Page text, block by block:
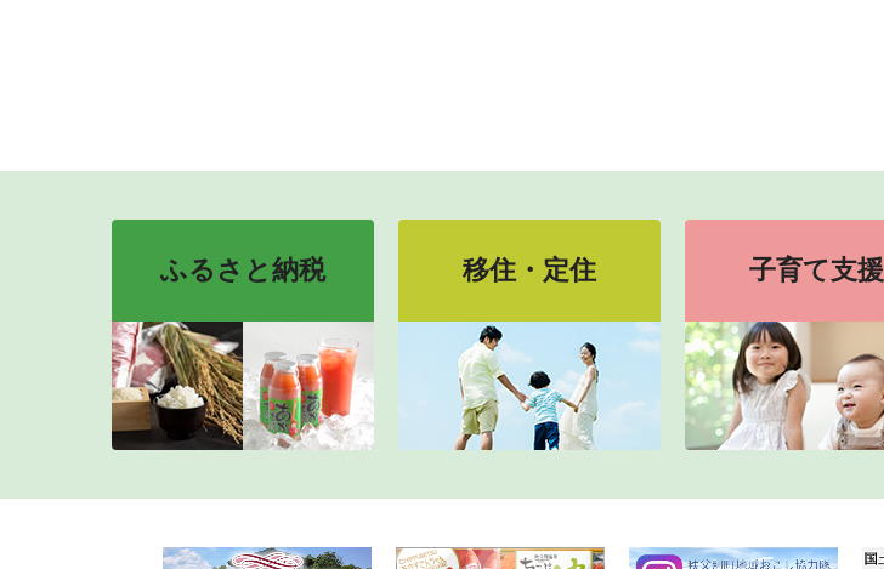
ふるさと納税 移住・定住 子育て支援